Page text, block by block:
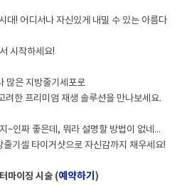
대! 어디서나 자신있게 내밀 수 있는 아름다
시작하세요!
많은 지방줄기세포로
한 프리미엄 재생 솔루션을 만나보세요.
~인짜 좋은데, 뭐라 설명할 방법이 없네...
기셀 타이거샷으로 자신감까지 채우세요!
마이징 시술 (예약하기 )